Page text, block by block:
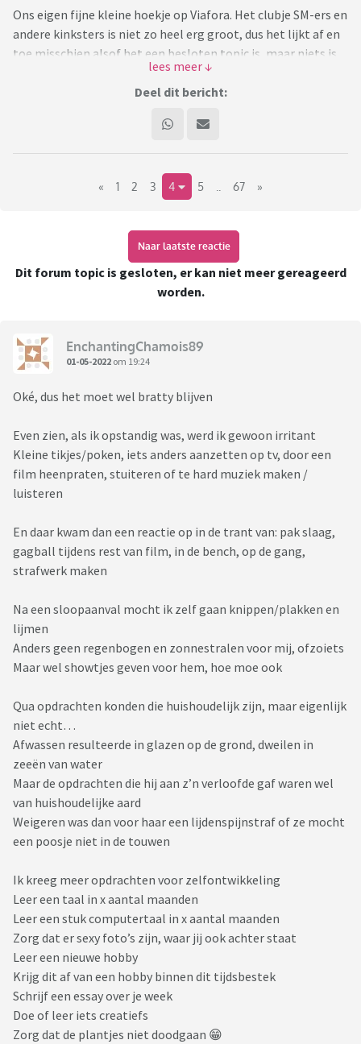
Ons eigen fijne kleine hoekje op Viafora. Het clubje SM-ers en
andere kinksters is niet zo heel erg groot, dus het lijkt af en
toe misschien alsof het een besloten topic is, maar niets is
minder waar! Dus wil je meepraten, je hart luchten, gênante
vragen stellen of wat dan ook, over welke variant van BDSM
ontvangen. Het wordt daarbij wel gewaardeerd als je, je even
voorstelt.
https://www.viafora.nl/forum/seksualiteit/bdsm-na-
Aangezien de meeste mensen die net komen kijken nog op
zoek zijn naar zo veel mogelijk informatie zijn hier wat links
naar sites die Viva forummers in het verleden hebben
Deviance & Desire
http://www.devianceanddesire.com/
Kink Aware Info
Marijkes Praktijken
http://marijkespraktijken.nl/
https://submissiveguide.com/
Wandering Spirits
Klein detail, naast gewone heerlijke geile ranzigheid komen
er hier ook een hoop emoties om de hoek kijken. Mensen
delen hier hun persoonlijke ervaringen en belevingen, het is
Wees daarom altijd respectvol, ook als hun kink en beleving
niet dezelfde is als de jouwe. Onthoud: YKINMKBYKIO of te
wel: Your kink is not my kink, but your kink is okay
En omdat BDSM een zeer serieuze zaak is, ahum
een paar filmpjes
https://www.youtube.com/user/CountBoogie
Deel dit bericht:
« 1 2 3 4 5 67 »
Naar laatste reactie
Dit forum topic is gesloten, er kan niet meer gereageerd
worden.
EnchantingChamois89
01-05-2022 om 19:24
Oké, dus het moet wel bratty blijven
Even zien, als ik opstandig was, werd ik gewoon irritant
Kleine tikjes/poken, iets anders aanzetten op tv, door een
film heenpraten, stuiteren of te hard muziek maken /
luisteren
En daar kwam dan een reactie op in de trant van: pak slaag,
gagball tijdens rest van film, in de bench, op de gang,
strafwerk maken
Na een sloopaanval mocht ik zelf gaan knippen/plakken en
lijmen
Anders geen regenbogen en zonnestralen voor mij, ofzoiets
Maar wel showtjes geven voor hem, hoe moe ook
Qua opdrachten konden die huishoudelijk zijn, maar eigenlijk
niet echt…
Afwassen resulteerde in glazen op de grond, dweilen in
zeeën van water
Maar de opdrachten die hij aan z’n verloofde gaf waren wel
van huishoudelijke aard
Weigeren was dan voor haar een lijdenspijnstraf of ze mocht
een poosje niet in de touwen
Ik kreeg meer opdrachten voor zelfontwikkeling
Leer een taal in x aantal maanden
Leer een stuk computertaal in x aantal maanden
Zorg dat er sexy foto’s zijn, waar jij ook achter staat
Leer een nieuwe hobby
Krijg dit af van een hobby binnen dit tijdsbestek
Schrijf een essay over je week
Doe of leer iets creatiefs
Zorg dat de plantjes niet doodgaan 😁